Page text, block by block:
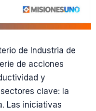
de Industria de
de acciones
y
clave: la
Las iniciativas